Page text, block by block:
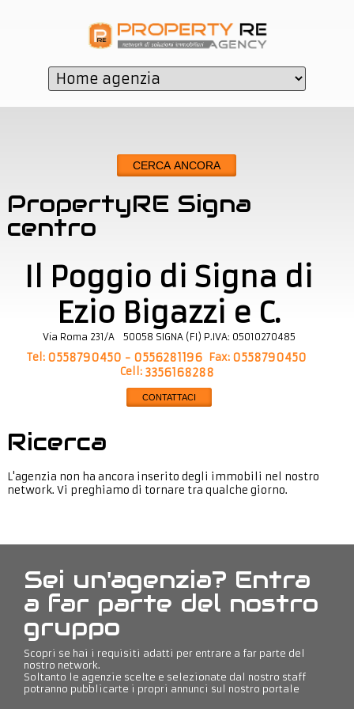
CERCA ANCORA
PropertyRE Signa
centro
Il Poggio di Signa di
Ezio Bigazzi e C.
Via Roma 231/A 50058 SIGNA( FI ) P.IVA: 05010270485
Tel: 0558790450 - 0556281196 Fax: 0558790450
Cell: 3356168288
CONTATTACI
Ricerca
L'agenzia non ha ancora inserito degli immobili nel nostro
network. Vi preghiamo di tornare tra qualche giorno.
Sei un'agenzia? Entra
a far parte del nostro
gruppo
Scopri se hai i requisiti adatti per entrare a far parte del
nostro network.
Soltanto le agenzie scelte e selezionate dal nostro staff
potranno pubblicarte i propri annunci sul nostro portale